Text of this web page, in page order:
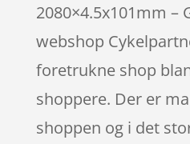
2080×4.5x101mm –
webshop
foretrukne shop
shoppere. Der er
shoppen og i det